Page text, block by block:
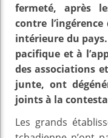
fermeté, après
contre
intérieure du
pacifique et à
des associations
junte, ont
joints à la
Les grands